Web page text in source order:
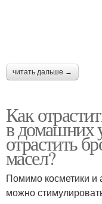
читать дальше →
Как
в домашних
отрастить
масел?
Помимо косметики и
можно